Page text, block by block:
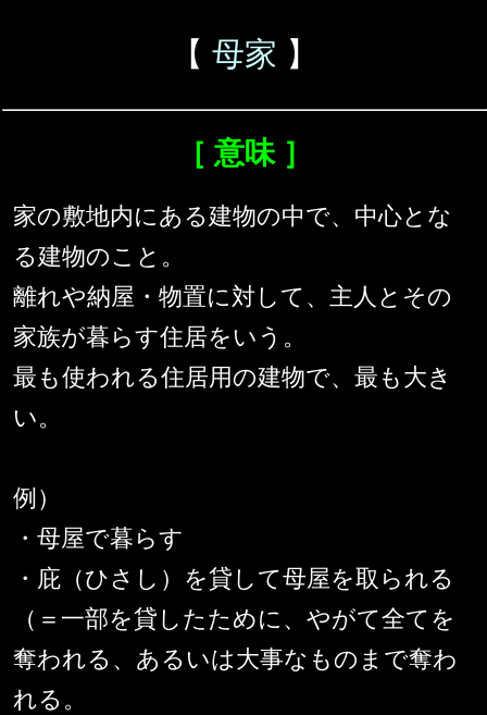
【 母家 】
［ 意味 ］
家の敷地内にある建物の中で、中心とな
る建物のこと。
離れや納屋・物置に対して、主人とその
家族が暮らす住居をいう。
最も使われる住居用の建物で、最も大き
い。
例）
・母屋で暮らす
・庇（ひさし）を貸して母屋を取られる
（＝一部を貸したために、やがて全てを
奪われる、あるいは大事なものまで奪わ
れる。